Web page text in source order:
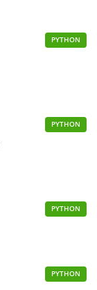
PYTHON
PYTHON
PYTHON
PYTHON